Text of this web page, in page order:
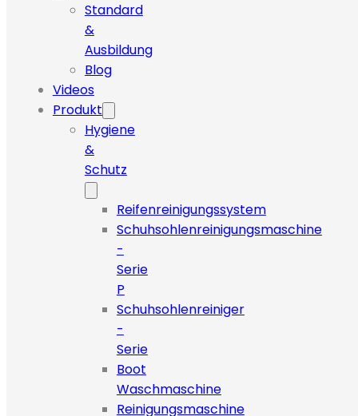
Standard
&
Ausbildung
Blog
Videos
Produkt
Hygiene
&
Schutz
Reifenreinigungssystem
Schuhsohlenreinigungsmaschine
-
Serie
P
Schuhsohlenreiniger
-
Serie
Boot
Waschmaschine
Reinigungsmaschine